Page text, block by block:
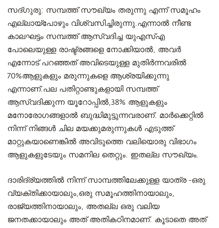
സദ്ഗുരു: സമ്പത്ത് സൗഖ്യം തരുന്നു എന്ന് സമൂഹം
എല്ലായ്‌പോഴും വിശ്വസിച്ചിരുന്നു.എന്നാൽ നീണ്ട
കാലഘട്ടം സമ്പത്ത് ആസ്വദിച്ച യുഎസ്എ
പോലെയുള്ള രാഷ്ട്രങ്ങളെ നോക്കിയാൽ, അവർ
എന്നോട് പറഞ്ഞത് അവിടെയുള്ള മുതിർന്നവരിൽ
70%ആളുകളും മരുന്നുകളെ ആശ്രയിക്കുന്നു
എന്നാണ്.പല പതിറ്റാണ്ടുകളായി സമ്പത്ത്
ആസ്വദിക്കുന്ന യൂറോപ്പിൽ,38% ആളുകളും
മനോരോഗങ്ങളാൽ ബുദ്ധിമുട്ടുന്നവരാണ്. മാർക്കെറ്റിൽ
നിന്ന് നിങ്ങൾ ചില മയക്കുമരുന്നുകൾ എടുത്ത്
മാറ്റുകയാണെങ്കിൽ അവിടുത്തെ വലിയൊരു വിഭാഗം
ആളുകളുടേയും സമനില തെറ്റും. ഇതല്ല സൗഖ്യം.
ദാരിദ്ര്യത്തിൽ നിന്ന് സാമ്പത്തിലേക്കുള്ള യാത്ര -ഒരു
വ്യക്തിക്കായാലും,ഒരു സമൂഹത്തിനായാലും,
രാജ്യത്തിനായാലും, അതല്ല ഒരു വലിയ
ജനതക്കായാലും അത് അതികഠിനമാണ്. കൂടാതെ അത്